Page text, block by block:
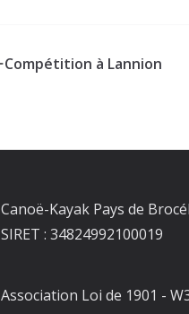
Compétition à Lannion
Canoë-Kayak Pays de
SIRET : 34824992100019
Association Loi de 1901 -